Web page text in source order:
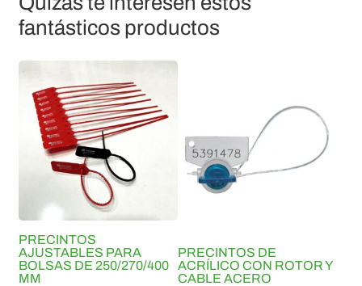
fantásticos productos
PRECINTOS
AJUSTABLES PARA
BOLSAS DE 250/270/400
MM
PRECINTOS DE
ACRÍLICO CON ROTOR Y
CABLE ACERO